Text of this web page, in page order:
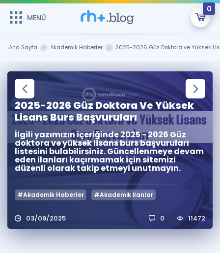
MENÜ
0
Şifremi Hatırlamıyorum
GİRİŞ YAP
ÜYE DEĞİLİM
Sepetin Şu An Boş.
Remzi Hoca ile seni sınava hazırlayacak onlarca eğitim seni
bekliyor!
MENÜ
Çalışma Paketleri
Kitaplar ve Kaynaklar
Katılımcı Görüşleri
Faydalı Araçlar
Ücretsiz Kaynaklar
Puan Hesaplama
İngilizce Gramer
Hakkımızda
Kariyer
Soru & Cevap
Ana Sayfa Akademik Haberler 2025-2026 Güz Doktora ve Yüksek
2025-2026 Güz Doktora Ve Yüksek
Lisans Burs Başvuruları
İlgili yazımızın içeriğinde 2025 - 2026 Güz
doktora ve yüksek lisans burs başvuruları
listesini bulabilirsiniz. Güncellenmeye devam
eden ilanları kaçırmamak için sitemizi
düzenli olarak takip etmeyi unutmayın.
#Akademik Haberler #Akademik İlanlar
03/09/2025 0 11472